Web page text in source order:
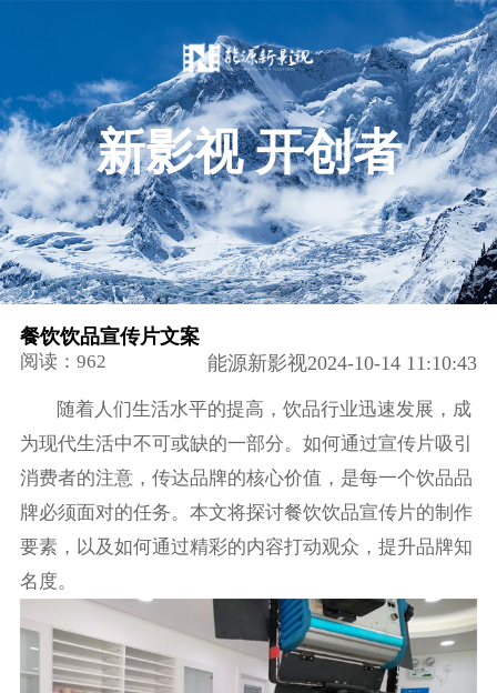
新影视 开创者
餐饮饮品宣传片文案
阅读：962 能源新影视2024-10-14 11:10:43
随着人们生活水平的提高，饮品行业迅速发展，成
为现代生活中不可或缺的一部分。如何通过宣传片吸引
消费者的注意，传达品牌的核心价值，是每一个饮品品
牌必须面对的任务。本文将探讨餐饮饮品宣传片的制作
要素，以及如何通过精彩的内容打动观众，提升品牌知
名度。